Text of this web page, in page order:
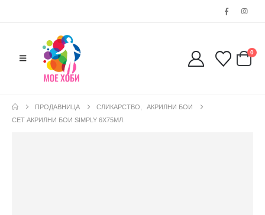
0
ПРОДАВНИЦА СЛИКАРСТВО
АКРИЛНИ БОИ
СЕТ АКРИЛНИ БОИ SIMPLY 6Х75МЛ.